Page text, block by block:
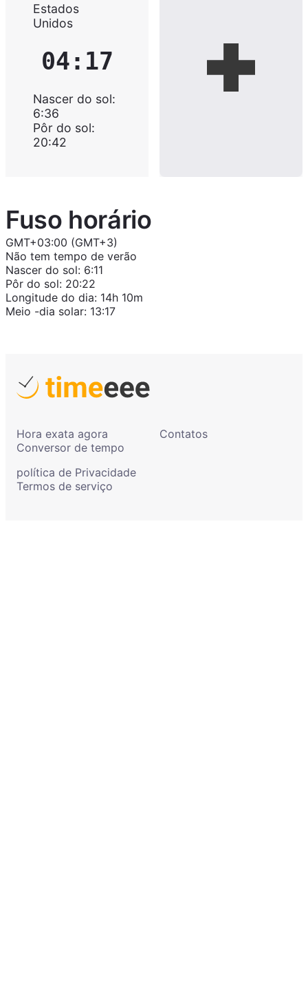
Estados
Unidos
04:17
Nascer do sol:
6:36
Pôr do sol:
20:42
Fuso horário
GMT+03:00 (GMT+3)
Não tem tempo de verão
Nascer do sol: 6:11
Pôr do sol: 20:22
Longitude do dia: 14h 10m
Meio -dia solar: 13:17
Hora exata agora
Conversor de tempo
Contatos
política de Privacidade
Termos de serviço